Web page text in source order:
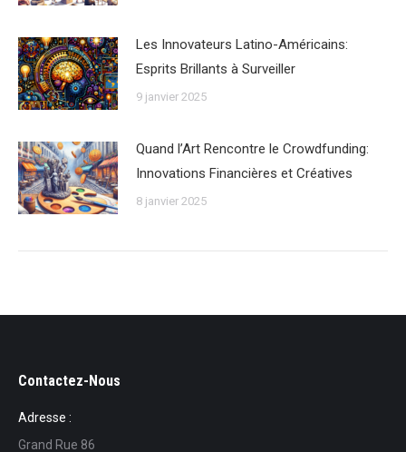
Les Innovateurs Latino-Américains:
Esprits Brillants à Surveiller
9 janvier 2025
Quand l’Art Rencontre le Crowdfunding:
Innovations Financières et Créatives
8 janvier 2025
Contactez-Nous
Adresse :
Grand Rue 86